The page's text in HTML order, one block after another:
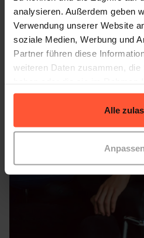
analysieren. Außerdem geben
Verwendung unserer Website
soziale Medien, Werbung und
Partner führen diese
weiteren Daten zusammen, die
gesammelt haben.
Alle
Anpassen